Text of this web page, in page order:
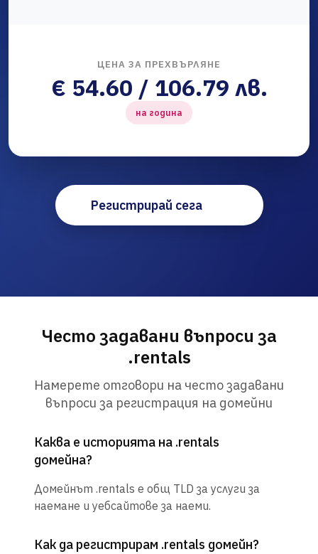
ЦЕНА ЗА ПРЕХВЪРЛЯНЕ
€ 54.60 / 106.79 лв.
на година
Регистрирай сега
Често задавани въпроси за
.rentals
Намерете отговори на често задавани
въпроси за регистрация на домейни
Каква е историята на .rentals
домейна?
Домейнът .rentals е общ TLD за услуги за
наемане и уебсайтове за наеми.
Как да регистрирам .rentals домейн?